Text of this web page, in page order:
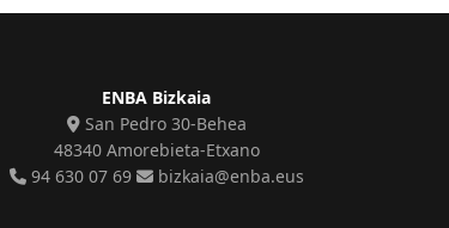
ENBA Bizkaia
San Pedro 30-Behea
48340 Amorebieta-Etxano
94 630 07 69
bizkaia@enba.eus